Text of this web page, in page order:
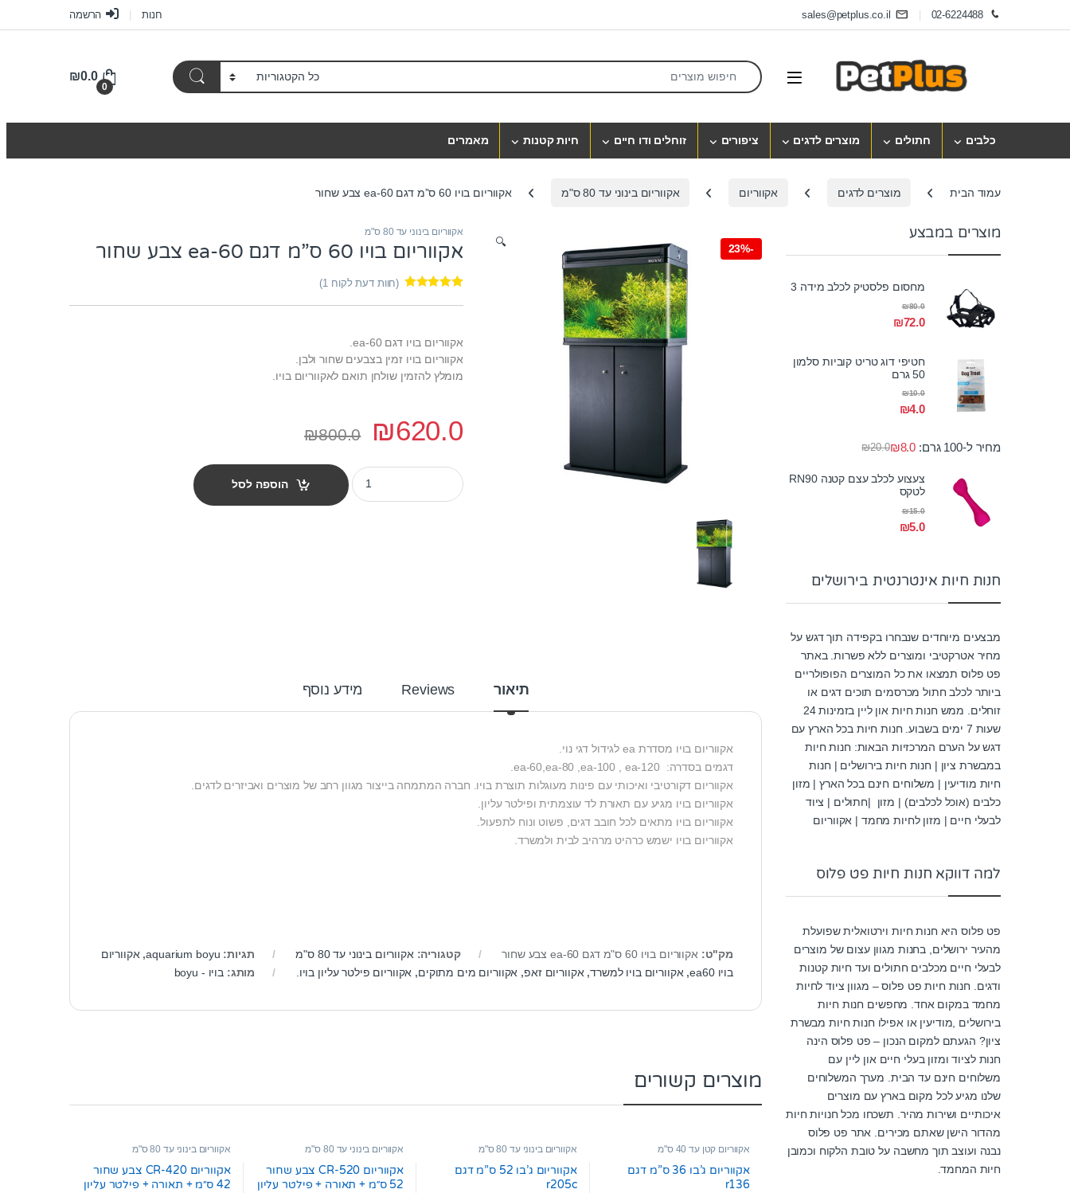
Skip to navigation
02-6224488
sales@petplus.co.il חנות הרשמה
Open
Search for:
0
₪0.0
כלבים חתולים מוצרים לדגים ציפורים זוחלים ודו חיים חיות קטנות מאמרים
עמוד הבית מוצרים לדגים אקווריום אקווריום בינוני עד 80 ס"מ אקווריום בויו 60 ס”מ דגם ea-60 צבע שחור
-
23%
🔍
אקווריום בינוני עד 80 ס"מ
אקווריום בויו 60 ס”מ דגם ea-60 צבע שחור
מתוך 5 מבוסס
(חוות דעת לקוח 1
)
אקווריום בויו דגם ea-60.
אקווריום בויו זמין בצבעים שחור ולבן.
מומלץ להזמין שולחן תואם לאקווריום בויו.
₪620.0
₪800.0
אקווריום בויו 60 ס"מ דגם ea-60 צבע שחור quantity
הוספה לסל
תיאור Reviews מידע נוסף
אקווריום בויו מסדרת ea לגידול דגי נוי.
דגמים בסדרה: ea-60,ea-80 ,ea-100 , ea-120.
אקווריום דקורטיבי ואיכותי עם פינות מעוגלות תוצרת בויו. חברה המתמחה בייצור מגוון רחב של מוצרים ואביזרים לדגים.
אקווריום בויו מגיע עם תאורת לד עוצמתית ופילטר עליון.
אקווריום בויו מתאים לכל חובב דגים, פשוט ונוח לתפעול.
אקווריום בויו ישמש כרהיט מרהיב לבית ולמשרד.
מק"ט: אקווריום בויו 60 ס"מ דגם ea-60 צבע שחור קטגוריה: אקווריום בינוני עד 80 ס"מ תגיות: aquarium boyu
, אקווריום
בויו ea60
, אקווריום בויו למשרד, אקווריום זאפ, אקווריום מים מתוקים, אקווריום פילטר עליון בויו. מותג: בויו - boyu
מוצרים קשורים
אקווריום קטן עד 40 ס"מ
אקווריום ג’בו 36 ס”מ דגם
r136
אקווריום בינוני עד 80 ס"מ
אקווריום ג’בו 52 ס”מ דגם
r205c
אקווריום בינוני עד 80 ס"מ
אקווריום CR-520 צבע שחור
52 ס״מ + תאורה + פילטר עליון
אקווריום בינוני עד 80 ס"מ
אקווריום CR-420 צבע שחור
42 ס״מ + תאורה + פילטר עליון
מוצרים במבצע
מחסום פלסטיק לכלב מידה 3
₪72.0
₪80.0
חטיפי דוג טריט קוביות סלמון
50 גרם
₪4.0
₪10.0
מחיר ל-100 גרם: ₪20.0₪8.0
צעצוע לכלב עצם קטנה RN90
לטקס
₪5.0
₪15.0
חנות חיות אינטרנטית בירושלים
מבצעים מיוחדים שנבחרו בקפידה תוך דגש על
מחיר אטרקטיבי ומוצרים ללא פשרות. באתר
פט פלוס תמצאו את כל המוצרים הפופולריים
ביותר לכלב חתול מכרסמים תוכים דגים או
זוחלים. ממש חנות חיות און ליין בזמינות 24
שעות 7 ימים בשבוע. חנות חיות בכל הארץ עם
דגש על הערם המרכזיות הבאות: חנות חיות
במבשרת ציון | חנות חיות בירושלים | חנות
חיות מודיעין | משלוחים חינם בכל הארץ | מזון
כלבים (אוכל לכלבים) | מזון |חתולים | ציוד
לבעלי חיים | מזון לחיות מחמד | אקווריום
למה דווקא חנות חיות פט פלוס
פט פלוס היא חנות חיות וירטואלית שפועלת
מהעיר ירושלים, בחנות מגוון עצום של מוצרים
לבעלי חיים מכלבים חתולים ועד חיות קטנות
ודגים. חנות חיות פט פלוס – מגוון ציוד לחיות
מחמד במקום אחד. מחפשים חנות חיות
בירושלים ,מודיעין או אפילו חנות חיות מבשרת
ציון? הגעתם למקום הנכון – פט פלוס הינה
חנות לציוד ומזון בעלי חיים און ליין עם
משלוחים חינם עד הבית. מערך המשלוחים
שלנו מגיע לכל מקום בארץ עם מוצרים
איכותיים ושירות מהיר. תשכחו מכל חנויות חיות
מהדור הישן שאתם מכירים. אתר פט פלוס
נבנה ועוצב תוך מחשבה על טובת הלקוח וכמובן
חיות המחמד.